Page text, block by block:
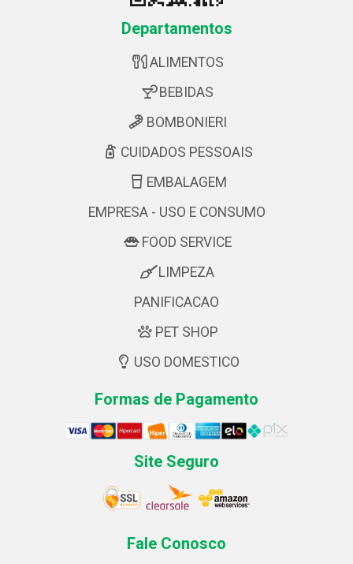
Departamentos
ALIMENTOS
BEBIDAS
BOMBONIERI
CUIDADOS PESSOAIS
EMBALAGEM
EMPRESA - USO E CONSUMO
FOOD SERVICE
LIMPEZA
PANIFICACAO
PET SHOP
USO DOMESTICO
Formas de Pagamento
Site Seguro
Fale Conosco